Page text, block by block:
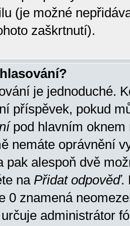
(je možné
zaškrtnutí).
je jednoduché.
příspěvek, pokud
pod hlavním oknem
nemáte oprávnění
pak alespoň dvě
na Přidat odpověď.
0 znamená
administrátor